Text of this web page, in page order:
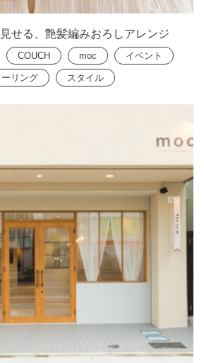
せる、艶髪編みおろしアレンジ
COUCH moc イベント
リング スタイル